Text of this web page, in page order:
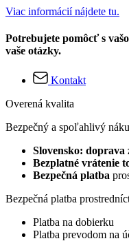
Viac informácií nájdete tu.
Potrebujete pomôcť s
vaše otázky.
Kontakt
Overená kvalita
Bezpečný a spoľahlivý
Slovensko: doprava
Bezplatné vrátenie
Bezpečná platba
Bezpečná platba
Platba na dobierku
Platba prevodom na